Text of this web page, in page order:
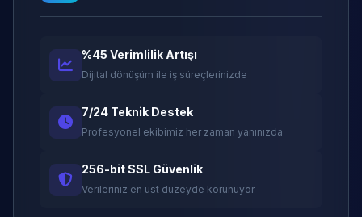
%45 Verimlilik Artışı
Dijital dönüşüm ile iş süreçlerinizde
7/24 Teknik Destek
Profesyonel ekibimiz her zaman yanınızda
256-bit SSL Güvenlik
Verileriniz en üst düzeyde korunuyor